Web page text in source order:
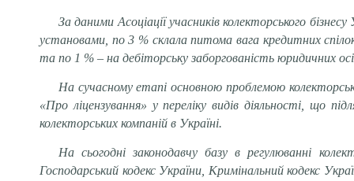
За даними Асоціації учасників колекторського
установами, по 3 % склала питома вага кредитних
та по 1 % – на дебіторську заборгованість юридичних
На сучасному етапі основною проблемою
«Про ліцензування» у переліку видів діяльності, що
колекторських компаній в Україні.
На сьогодні законодавчу базу в регулюванні
Господарський кодекс України, Кримінальний кодекс